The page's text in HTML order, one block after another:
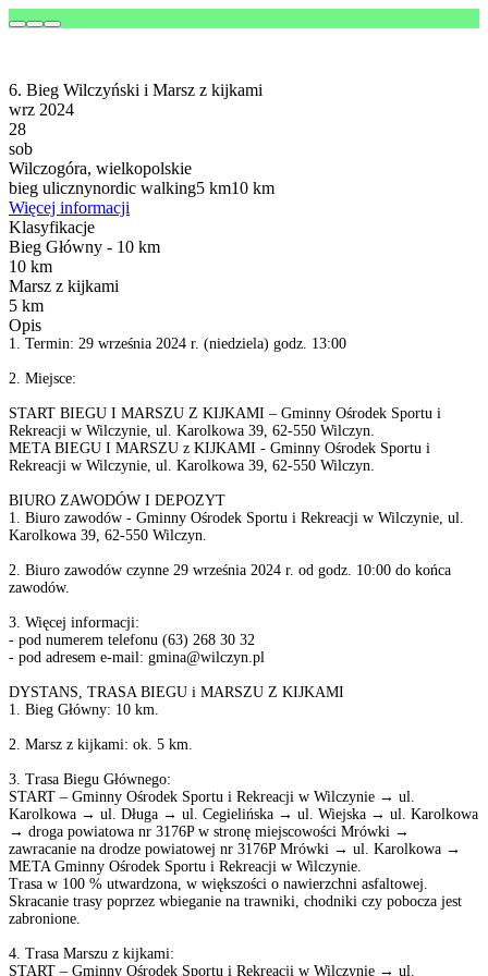
6. Bieg Wilczyński i Marsz z kijkami
wrz 2024
28
sob
Wilczogóra, wielkopolskie
bieg ulicznynordic walking5 km10 km
Więcej informacji
Klasyfikacje
Bieg Główny - 10 km
10 km
Marsz z kijkami
5 km
Opis
1. Termin: 29 września 2024 r. (niedziela) godz. 13:00
2. Miejsce:
START BIEGU I MARSZU Z KIJKAMI – Gminny Ośrodek Sportu i
Rekreacji w Wilczynie, ul. Karolkowa 39, 62-550 Wilczyn.
META BIEGU I MARSZU z KIJKAMI - Gminny Ośrodek Sportu i
Rekreacji w Wilczynie, ul. Karolkowa 39, 62-550 Wilczyn.
BIURO ZAWODÓW I DEPOZYT
1. Biuro zawodów - Gminny Ośrodek Sportu i Rekreacji w Wilczynie, ul.
Karolkowa 39, 62-550 Wilczyn.
2. Biuro zawodów czynne 29 września 2024 r. od godz. 10:00 do końca
zawodów.
3. Więcej informacji:
- pod numerem telefonu (63) 268 30 32
- pod adresem e-mail: gmina@wilczyn.pl
DYSTANS, TRASA BIEGU i MARSZU Z KIJKAMI
1. Bieg Główny: 10 km.
2. Marsz z kijkami: ok. 5 km.
3. Trasa Biegu Głównego:
START – Gminny Ośrodek Sportu i Rekreacji w Wilczynie → ul.
Karolkowa → ul. Długa → ul. Cegielińska → ul. Wiejska → ul. Karolkowa
→ droga powiatowa nr 3176P w stronę miejscowości Mrówki →
zawracanie na drodze powiatowej nr 3176P Mrówki → ul. Karolkowa →
META Gminny Ośrodek Sportu i Rekreacji w Wilczynie.
Trasa w 100 % utwardzona, w większości o nawierzchni asfaltowej.
Skracanie trasy poprzez wbieganie na trawniki, chodniki czy pobocza jest
zabronione.
4. Trasa Marszu z kijkami:
START – Gminny Ośrodek Sportu i Rekreacji w Wilczynie → ul.